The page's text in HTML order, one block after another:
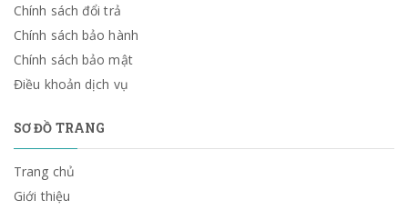
Chính sách đổi trả
Chính sách bảo hành
Chính sách bảo mật
Điều khoản dịch vụ
SƠ ĐỒ TRANG
Trang chủ
Giới thiệu